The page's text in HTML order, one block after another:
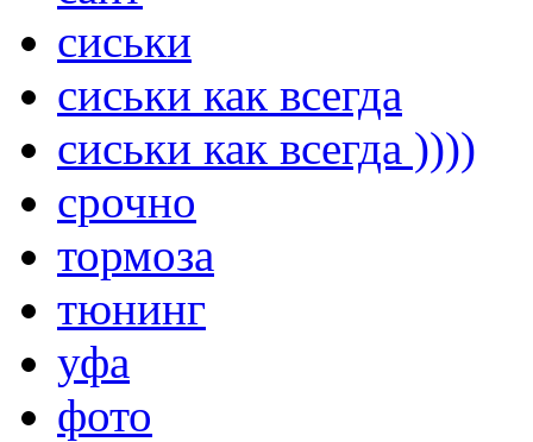
сиськи
сиськи как всегда
сиськи как всегда ))))
срочно
тормоза
тюнинг
уфа
фото